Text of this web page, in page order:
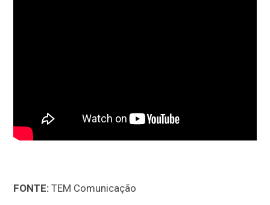
FONTE:TEM Comunicação